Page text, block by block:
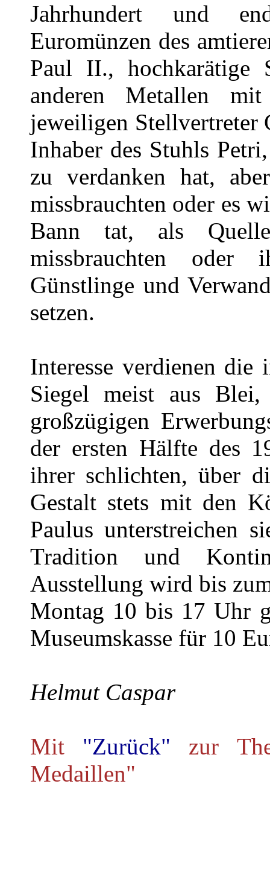
Jahrhundert und
Euromünzen des
Paul II., hochkarätige
anderen Metallen
jeweiligen Stellvertreter
Inhaber des Stuhls
zu verdanken hat,
missbrauchten oder es
Bann tat, als
missbrauchten
Günstlinge und
setzen.
Interesse verdienen die
Siegel meist aus
großzügigen
der ersten Hälfte des
ihrer schlichten, über
Gestalt stets mit den
Paulus unterstreichen
Tradition und
Ausstellung wird bis
Montag 10 bis 17 Uhr
Museumskasse für 10
Helmut Caspar
Mit "Zurück" zur
Medaillen"